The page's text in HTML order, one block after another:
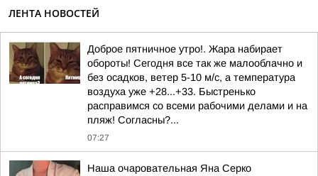
ЛЕНТА НОВОСТЕЙ
Доброе пятничное утро!. Жара набирает
обороты! Сегодня все так же малооблачно и
без осадков, ветер 5-10 м/с, а температура
воздуха уже +28...+33. Быстренько
расправимся со всеми рабочими делами и на
пляж! Согласны?...
07:27
Наша очаровательная Яна Серко